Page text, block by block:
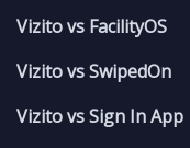
Vizito vs FacilityOS
Vizito vs SwipedOn
Vizito vs Sign In App